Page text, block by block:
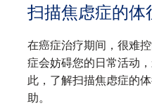
扫描焦虑症的体
在癌症治疗期间，很难
症会妨碍您的日常活动
此，了解扫描焦虑症的
助。